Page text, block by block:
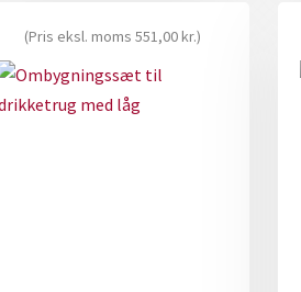
(Pris eksl. moms 551,00kr.)